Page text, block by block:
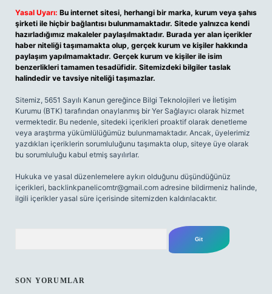
Yasal Uyarı: Bu internet sitesi, herhangi bir marka, kurum veya şahıs
şirketi ile hiçbir bağlantısı bulunmamaktadır. Sitede yalnızca kendi
hazırladığımız makaleler paylaşılmaktadır. Burada yer alan içerikler
haber niteliği taşımamakta olup, gerçek kurum ve kişiler hakkında
paylaşım yapılmamaktadır. Gerçek kurum ve kişiler ile isim
benzerlikleri tamamen tesadüfidir. Sitemizdeki bilgiler taslak
halindedir ve tavsiye niteliği taşımazlar.
Sitemiz, 5651 Sayılı Kanun gereğince Bilgi Teknolojileri ve İletişim
Kurumu (BTK) tarafından onaylanmış bir Yer Sağlayıcı olarak hizmet
vermektedir. Bu nedenle, sitedeki içerikleri proaktif olarak denetleme
veya araştırma yükümlülüğümüz bulunmamaktadır. Ancak, üyelerimiz
yazdıkları içeriklerin sorumluluğunu taşımakta olup, siteye üye olarak
bu sorumluluğu kabul etmiş sayılırlar.
Hukuka ve yasal düzenlemelere aykırı olduğunu düşündüğünüz
içerikleri, backlinkpanelicomtr@gmail.com adresine bildirmeniz halinde,
ilgili içerikler yasal süre içerisinde sitemizden kaldırılacaktır.
SON YORUMLAR